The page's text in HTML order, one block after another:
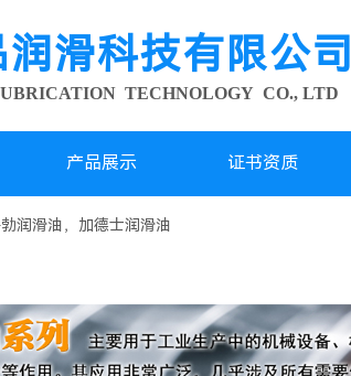
滑科技有限公司
TECHNOLOGY CO., LTD
产品展示 证书资质
润滑油，加德士润滑油